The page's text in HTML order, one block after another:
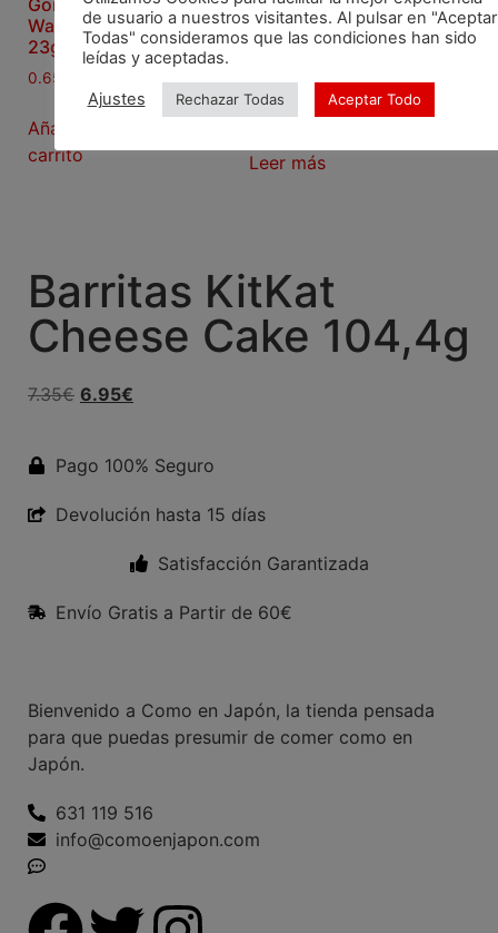
Gominolas
Want Fresa
23g
0.65
Añadir al
carrito
Experience
Box
33.99
32.59€
Leer más
Barritas KitKat
Cheese Cake 104,4g
7.35€ 6.95€
Pago 100% Seguro
Devolución hasta 15 días
Satisfacción Garantizada
Envío Gratis a Partir de 60€
Bienvenido a Como en Japón, la tienda pensada
para que puedas presumir de comer como en
Japón.
631 119 516
info@comoenjapon.com
de usuario a nuestros visitantes. Al pulsar en "Aceptar
Todas" consideramos que las condiciones han sido
leídas y aceptadas.
Ajustes Rechazar Todas Aceptar Todo